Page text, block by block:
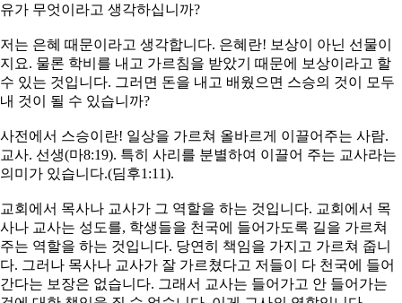
유가 무엇이라고 생각하십니까?
저는 은혜 때문이라고 생각합니다. 은혜란! 보상이 아닌 선물이
지요. 물론 학비를 내고 가르침을 받았기 때문에 보상이라고 할
수 있는 것입니다. 그러면 돈을 내고 배웠으면 스승의 것이 모두
내 것이 될 수 있습니까?
사전에서 스승이란! 일상을 가르쳐 올바르게 이끌어주는 사람.
교사. 선생(마8:19). 특히 사리를 분별하여 이끌어 주는 교사라는
의미가 있습니다.(딤후1:11).
교회에서 목사나 교사가 그 역할을 하는 것입니다. 교회에서 목
사나 교사는 성도를, 학생들을 천국에 들어가도록 길을 가르쳐
주는 역할을 하는 것입니다. 당연히 책임을 가지고 가르쳐 줍니
다. 그러나 목사나 교사가 잘 가르쳤다고 저들이 다 천국에 들어
간다는 보장은 없습니다. 그래서 교사는 들어가고 안 들어가는